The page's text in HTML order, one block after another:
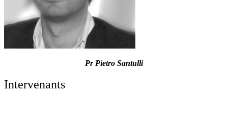
Pr Pietro Santulli
Intervenants